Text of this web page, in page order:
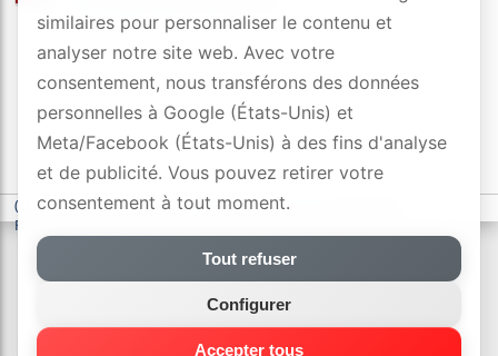
avec DYNAVOX-SWISS-GARANTIE
(c) DYNAVOX electronics AG-déclaration de confidentialité
Paramètres des cookies
similaires pour personnaliser le contenu et
analyser notre site web. Avec votre
consentement, nous transférons des données
personnelles à Google (États-Unis) et
Meta/Facebook (États-Unis) à des fins d'analyse
et de publicité. Vous pouvez retirer votre
consentement à tout moment.
Tout refuser
Configurer
Accepter tous